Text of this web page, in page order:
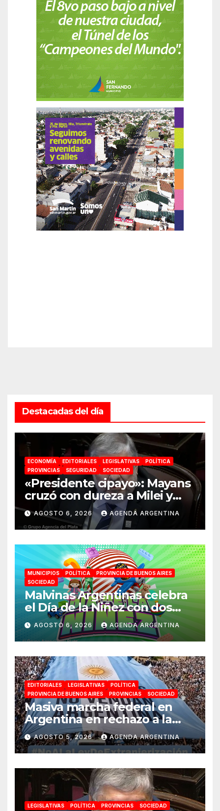
Destacadas del día
ECONOMÍA EDITORIALES LEGISLATIVAS
POLÍTICA
PROVINCIAS
SEGURIDAD SOCIEDAD
«Presidente cipayo»: Mayans
cruzó con dureza a Milei y
advirtió sobre un juicio
político por traición a la
Patria
AGOSTO 6, 2026 AGENDA ARGENTINA
MUNICIPIOS POLÍTICA
PROVINCIA DE BUENOS AIRES
SOCIEDAD
Malvinas Argentinas celebra
el Día de la Niñez con dos
jornadas de juegos,
espectáculos y actividades
para toda la familia
AGOSTO 6, 2026 AGENDA ARGENTINA
EDITORIALES LEGISLATIVAS
POLÍTICA
PROVINCIA DE BUENOS AIRES
PROVINCIAS SOCIEDAD
Masiva marcha federal en
Argentina en rechazo a la
reforma de la Ley de Tierras
impulsada por Milei: «La
soberanía no se negocia»
AGOSTO 5, 2026 AGENDA ARGENTINA
LEGISLATIVAS POLÍTICA PROVINCIAS SOCIEDAD